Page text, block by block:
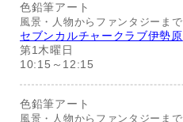
色鉛筆アート
風景・人物からファンタジーまで
セブンカルチャークラブ伊勢原
第1木曜日
10:15～12:15
色鉛筆アート
風景・人物からファンタジーまで